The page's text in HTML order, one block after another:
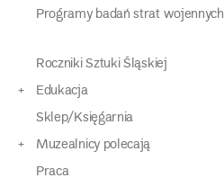
Programy badań strat wojennych
Roczniki Sztuki Śląskiej
Edukacja
Sklep/Księgarnia
Muzealnicy polecają
Praca